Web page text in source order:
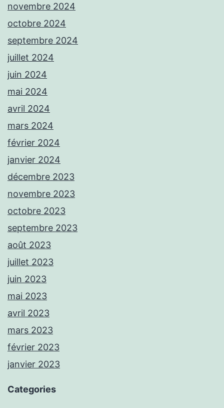
novembre 2024
octobre 2024
septembre 2024
juillet 2024
juin 2024
mai 2024
avril 2024
mars 2024
février 2024
janvier 2024
décembre 2023
novembre 2023
octobre 2023
septembre 2023
août 2023
juillet 2023
juin 2023
mai 2023
avril 2023
mars 2023
février 2023
janvier 2023
Categories